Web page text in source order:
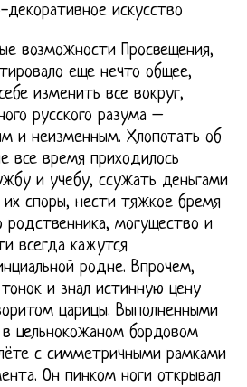
искусство
возможности Просвещения,
еще нечто общее,
изменить все вокруг,
русского разума –
и неизменным. Хлопотать об
все время приходилось
и учебу, ссужать деньгами
споры, нести тяжкое бремя
родственника, могущество и
всегда кажутся
родне. Впрочем,
и знал истинную цену
царицы. Выполненными
цельнокожаном бордовом
с симметричными рамками
Он пинком ноги открывал